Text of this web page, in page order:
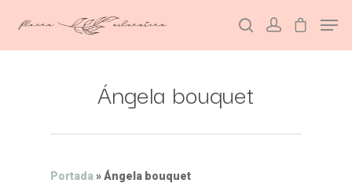
Hit enter to search or ESC to close
Ángela bouquet
Portada»Ángela bouquet